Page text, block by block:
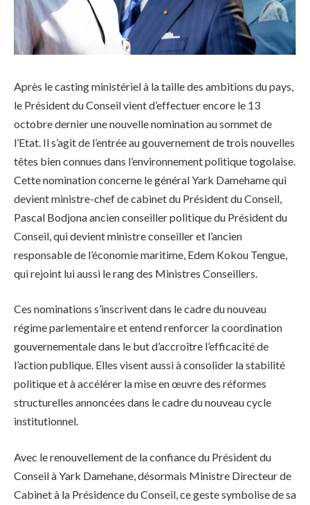
Après le casting ministériel à la taille des ambitions du pays,
le Président du Conseil vient d’effectuer encore le 13
octobre dernier une nouvelle nomination au sommet de
l’Etat. Il s’agit de l’entrée au gouvernement de trois nouvelles
têtes bien connues dans l’environnement politique togolaise.
Cette nomination concerne le général Yark Damehame qui
devient ministre-chef de cabinet du Président du Conseil,
Pascal Bodjona ancien conseiller politique du Président du
Conseil, qui devient ministre conseiller et l’ancien
responsable de l’économie maritime, Edem Kokou Tengue,
qui rejoint lui aussi le rang des Ministres Conseillers.
Ces nominations s’inscrivent dans le cadre du nouveau
régime parlementaire et entend renforcer la coordination
gouvernementale dans le but d’accroître l’efficacité de
l’action publique. Elles visent aussi à consolider la stabilité
politique et à accélérer la mise en œuvre des réformes
structurelles annoncées dans le cadre du nouveau cycle
institutionnel.
Avec le renouvellement de la confiance du Président du
Conseil à Yark Damehane, désormais Ministre Directeur de
Cabinet à la Présidence du Conseil, ce geste symbolise de sa